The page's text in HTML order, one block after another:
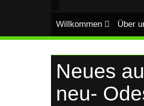
Willkommen Über
Neues
neu-